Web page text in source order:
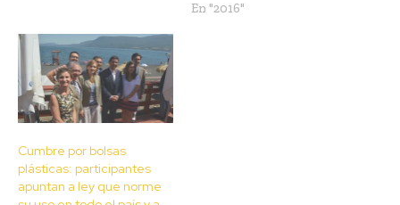
En "2016"
Cumbre por bolsas
plásticas: participantes
apuntan a ley que norme